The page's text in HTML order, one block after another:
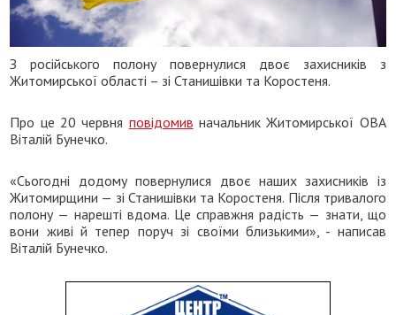
З російського полону повернулися двоє захисників з
Житомирської області – зі Станишівки та Коростеня.
Про це 20 червня повідомив начальник Житомирської ОВА
Віталій Бунечко.
«Сьогодні додому повернулися двоє наших захисників із
Житомирщини — зі Станишівки та Коростеня. Після тривалого
полону — нарешті вдома. Це справжня радість — знати, що
вони живі й тепер поруч зі своїми близькими», - написав
Віталій Бунечко.